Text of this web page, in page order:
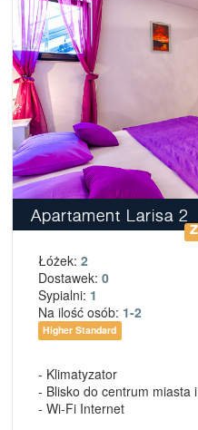
Apartament Larisa 2
Łóżek: 2
Dostawek: 0
Sypialni: 1
Na ilość osób: 1-2
Higher Standard
- Klimatyzator
- Blisko do centrum miasta
- Wi-Fi Internet